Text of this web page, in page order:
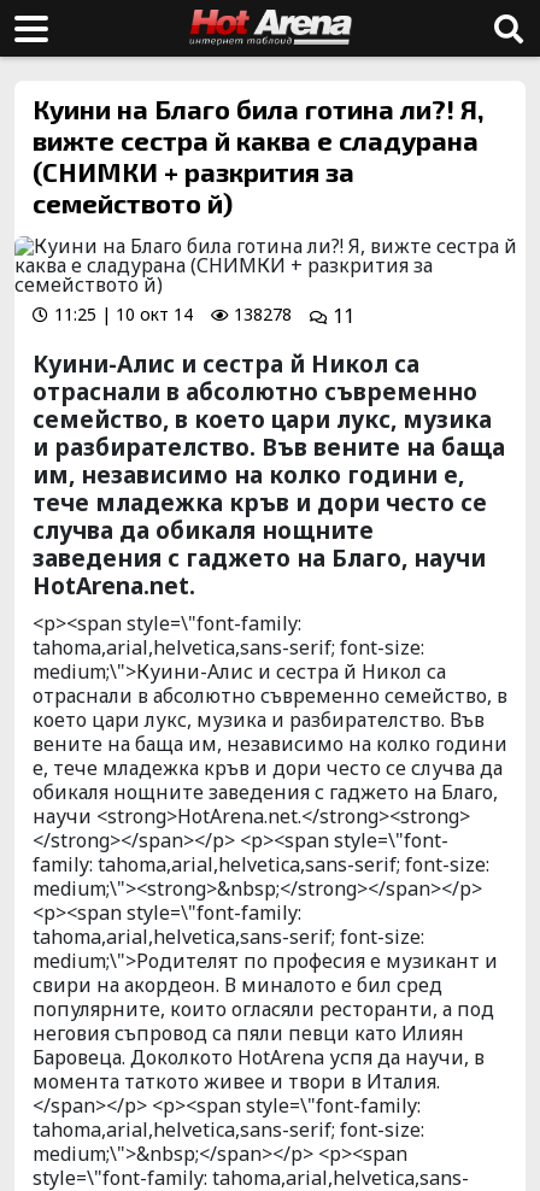
Куини на Благо била готина ли?! Я,
вижте сестра й каква е сладурана
(СНИМКИ + разкрития за
семейството й)
11:25 | 10 окт 14 138278 11
Куини-Алис и сестра й Никол са
отраснали в абсолютно съвременно
семейство, в което цари лукс, музика
и разбирателство. Във вените на баща
им, независимо на колко години е,
тече младежка кръв и дори често се
случва да обикаля нощните
заведения с гаджето на Благо, научи
HotArena.net.
<p><span style=\"font-family:
tahoma,arial,helvetica,sans-serif; font-size:
medium;\">Куини-Алис и сестра й Никол са
отраснали в абсолютно съвременно семейство, в
което цари лукс, музика и разбирателство. Във
вените на баща им, независимо на колко години
е, тече младежка кръв и дори често се случва да
обикаля нощните заведения с гаджето на Благо,
научи <strong>HotArena.net.</strong><strong>
</strong></span></p> <p><span style=\"font-
family: tahoma,arial,helvetica,sans-serif; font-size:
medium;\"><strong>&nbsp;</strong></span></p>
<p><span style=\"font-family:
tahoma,arial,helvetica,sans-serif; font-size:
medium;\">Родителят по професия е музикант и
свири на акордеон. В миналото е бил сред
популярните, които огласяли ресторанти, а под
неговия съпровод са пяли певци като Илиян
Баровеца. Доколкото HotArena успя да научи, в
момента таткото живее и твори в Италия.
</span></p> <p><span style=\"font-family:
tahoma,arial,helvetica,sans-serif; font-size:
medium;\">&nbsp;</span></p> <p><span
style=\"font-family: tahoma,arial,helvetica,sans-